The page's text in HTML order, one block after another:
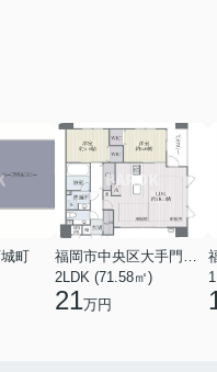
町
2LDK (71.58㎡)
21万円